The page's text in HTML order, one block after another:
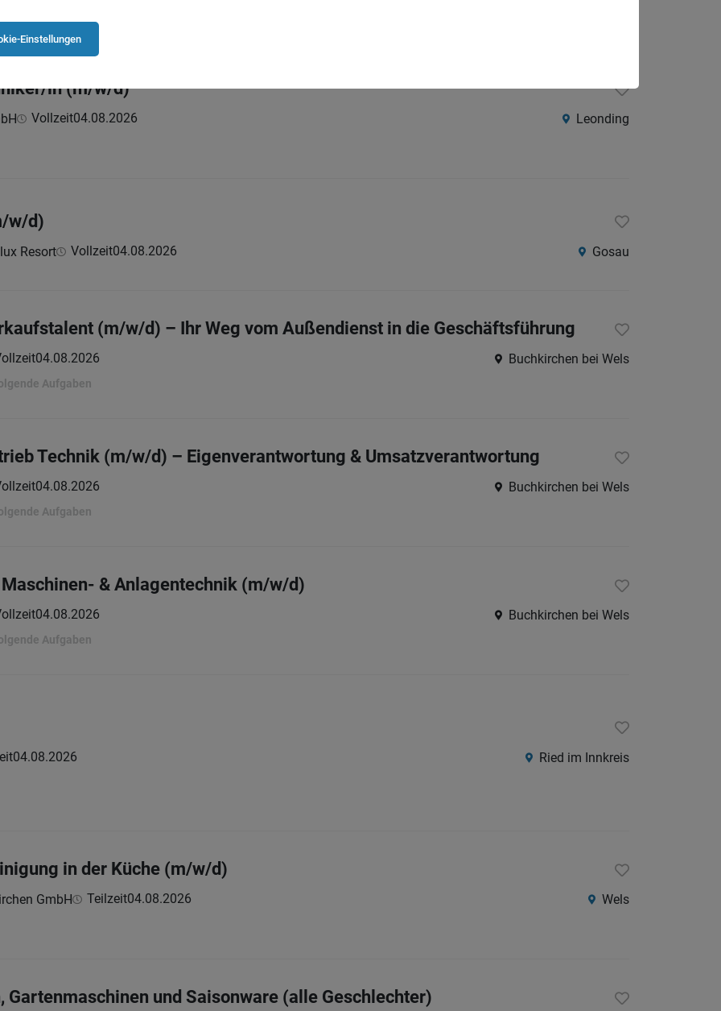
in (m/w/d)
Vollzeit04.08.2026 Leonding
w/d)
Resort Vollzeit04.08.2026 Gosau
(m/w/d) – Ihr Weg vom Außendienst in die Geschäftsführung
04.08.2026 Buchkirchen bei Wels
Aufgaben
Technik (m/w/d) – Eigenverantwortung & Umsatzverantwortung
04.08.2026 Buchkirchen bei Wels
Aufgaben
& Anlagentechnik (m/w/d)
04.08.2026 Buchkirchen bei Wels
Aufgaben
04.08.2026 Ried im Innkreis
in der Küche (m/w/d)
GmbH Teilzeit04.08.2026 Wels
Gartenmaschinen und Saisonware (alle Geschlechter)
Einstellungen